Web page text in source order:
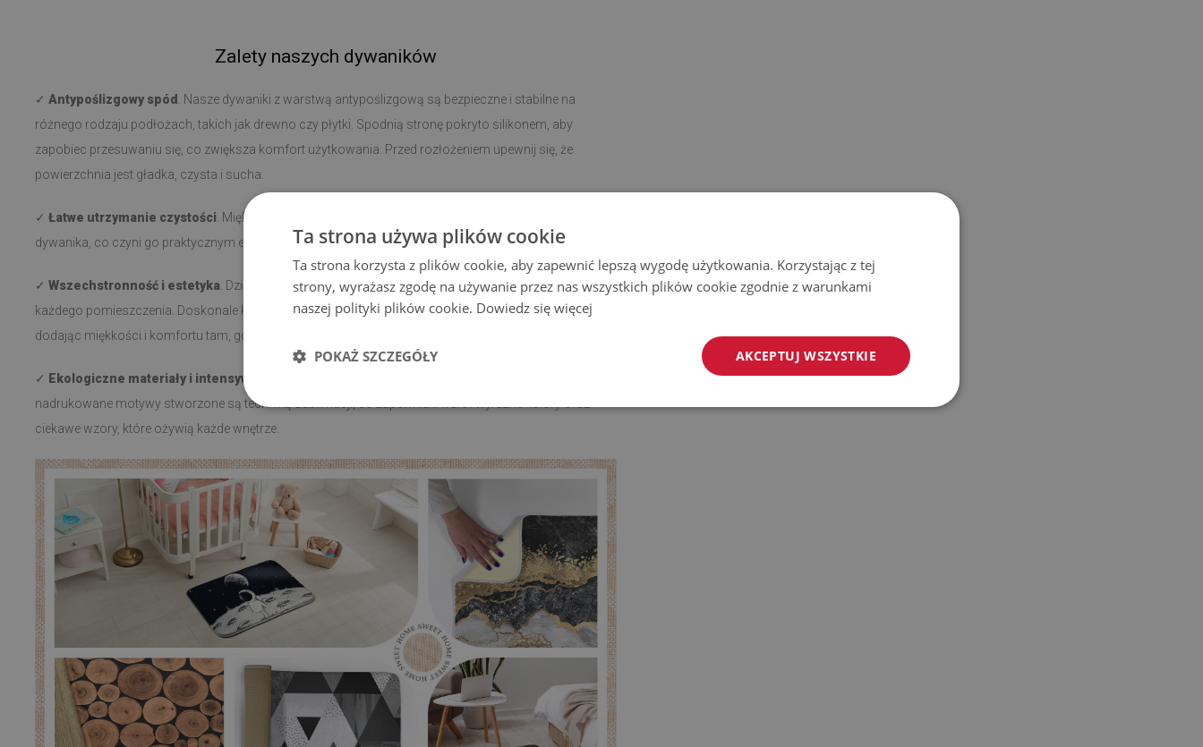
Zalety naszych dywaników
✓ Antypoślizgowy spód . Nasze dywaniki z warstwą antypoślizgową są bezpieczne i stabilne na
różnego rodzaju podłożach, takich jak drewno czy płytki. Spodnią stronę pokryto silikonem, aby
zapobiec przesuwaniu się, co zwiększa komfort użytkowania. Przed rozłożeniem upewnij się, że
powierzchnia jest gładka, czysta i sucha.
✓ Łatwe utrzymanie czystości . Miękkie, krótkie włosie ułatwia czyszczenie i dbanie o higienę
dywanika, co czyni go praktycznym elementem w każdym wnętrzu.
✓ Wszechstronność i estetyka . Dzięki różnorodnym wzorom dywanik można dopasować do
każdego pomieszczenia. Doskonale komponuje się zarówno przy łóżku, w przedpokoju, jak i w salonie,
dodając miękkości i komfortu tam, gdzie jest potrzebny.
✓ Ekologiczne materiały i intensywne kolory
nadrukowane motywy stworzone są techniką sublimacji, co zapewnia trwałe i wyraźne kolory oraz
ciekawe wzory, które ożywią każde wnętrze.
Ta strona używa plików cookie
Ta strona korzysta z plików cookie, aby zapewnić lepszą wygodę użytkowania. Korzystając z tej
strony, wyrażasz zgodę na używanie przez nas wszystkich plików cookie zgodnie z warunkami
naszej polityki plików cookie. Dowiedz się więcej
AKCEPTUJ WSZYSTKIE
POKAŻ SZCZEGÓŁY